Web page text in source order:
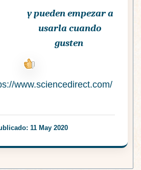
y pueden empezar a
usarla cuando
gusten
www.sciencedirect.com/
11 May 2020